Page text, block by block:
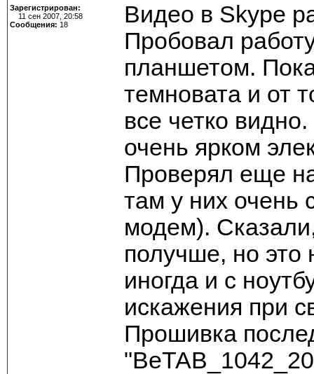
Зарегистрирован:
11 сен 2007, 20:58
Сообщения: 18
Видео в Skype
Пробовал
планшетом.
темновата и от
все четко
очень ярком
Проверял еще
там у них очень
модем).
получше, но это
иногда и с
искажения при
Прошивка